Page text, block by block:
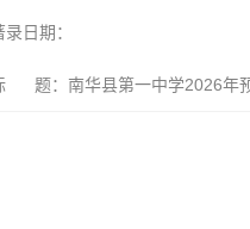
录日期：
题：南华县第一中学2026年